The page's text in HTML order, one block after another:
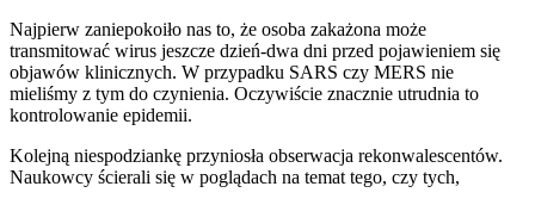
Najpierw zaniepokoiło nas to, że osoba zakażona może
transmitować wirus jeszcze dzień-dwa dni przed pojawieniem się
objawów klinicznych. W przypadku SARS czy MERS nie
mieliśmy z tym do czynienia. Oczywiście znacznie utrudnia to
kontrolowanie epidemii.
Kolejną niespodziankę przyniosła obserwacja rekonwalescentów.
Naukowcy ścierali się w poglądach na temat tego, czy tych,